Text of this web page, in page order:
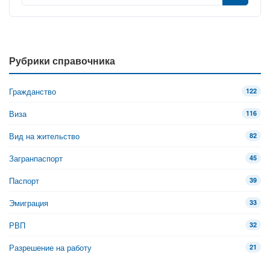
Рубрики справочника
Гражданство 122
Виза 116
Вид на жительство 82
Загранпаспорт 45
Паспорт 39
Эмиграция 33
РВП 32
Разрешение на работу 21